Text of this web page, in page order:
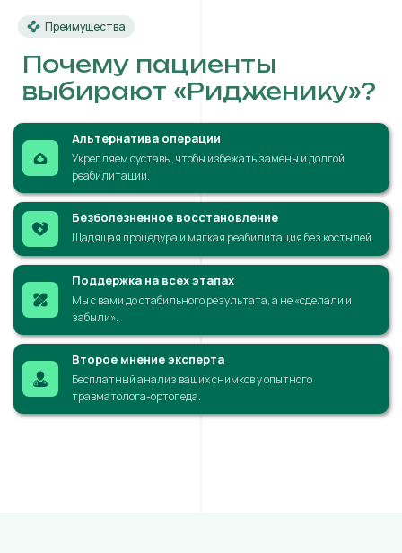
Преимущества
Почему пациенты
выбирают «Ридженику»?
Альтернатива операции
Укрепляем суставы, чтобы избежать замены и долгой
реабилитации.
Безболезненное восстановление
Щадящая процедура и мягкая реабилитация без костылей.
Поддержка на всех этапах
Мы с вами до стабильного результата, а не «сделали и
забыли».
Второе мнение эксперта
Бесплатный анализ ваших снимков у опытного
травматолога-ортопеда.